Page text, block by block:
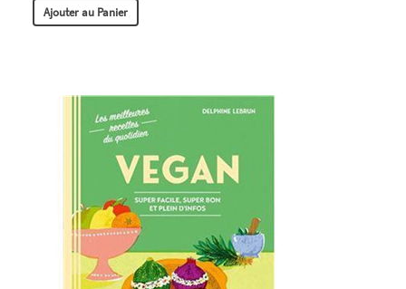
Ajouter au Panier